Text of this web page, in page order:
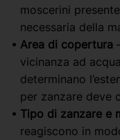
moscerini
necessaria della
Area di copertura
vicinanza ad
determinano
per zanzare deve
Tipo di zanzare e
reagiscono in